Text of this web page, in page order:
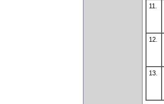
11.
12.
13.